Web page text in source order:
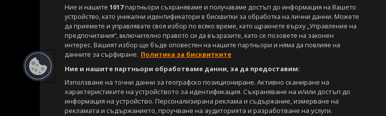
Ние и нашите 1017партньори съхраняваме и получаваме достъп до информация на Вашето
устройство, като уникални идентификатори в бисквитки за обработка на лични данни. Можете
да приемете и управлявате своя избор по всяко време, като щракнете върху „Управление на
предпочитания“, включително правото си да възразите, като се позовете на законен
интерес. Вашият избор ще бъде оповестен на нашите партньори и няма да повлияе на
данните за сърфиране. Политика за бисквитките
Ние и нашите партньори обработваме данни, за да предоставим:
Използване на точни данни за географско позициониране. Активно сканиране на
характеристиките на устройството за идентификация. Съхраняване на и/или достъп до
информация на устройство. Персонализирана реклама и съдържание, измерване на
рекламата и съдържанието, проучване на аудиторията и разработване на услуги.